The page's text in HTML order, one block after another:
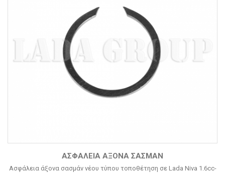
ΑΣΦΆΛΕΙΑ ΆΞΟΝΑ ΣΑΣΜΆΝ
Ασφάλεια άξονα σασμάν νέου τύπου τοποθέτηση σε Lada Niva 1.6cc-